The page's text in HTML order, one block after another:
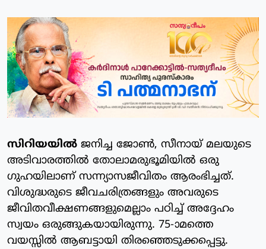
സിറിയയില്‍ ജനിച്ച ജോണ്‍, സീനായ് മലയുടെ
അടിവാരത്തില്‍ തോലാമരുഭൂമിയില്‍ ഒരു
ഗുഹയിലാണ് സന്ന്യാസജീവിതം ആരംഭിച്ചത്.
വിശുദ്ധരുടെ ജീവചരിത്രങ്ങളും അവരുടെ
ജീവിതവീക്ഷണങ്ങളുമെല്ലാം പഠിച്ച് അദ്ദേഹം
സ്വയം ഒരുങ്ങുകയായിരുന്നു. 75-ാമത്തെ
വയസ്സില്‍ ആബട്ടായി തിരഞ്ഞെടുക്കപ്പെട്ടു.